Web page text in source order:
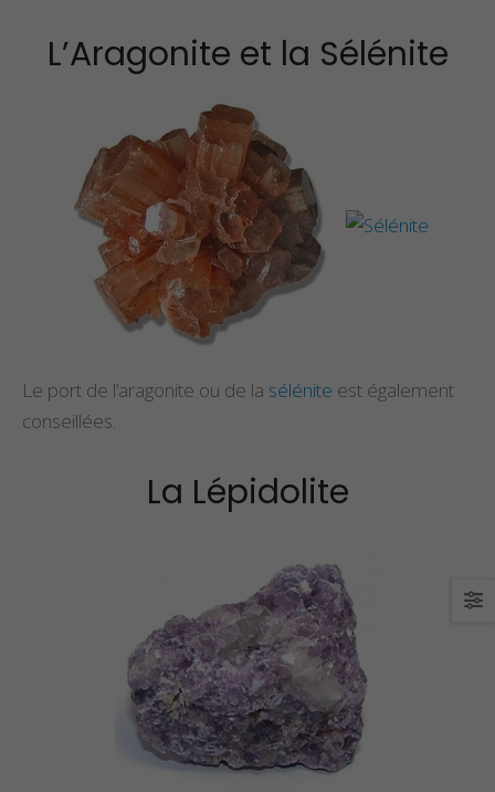
L’Aragonite et la Sélénite
Le port de l’aragonite ou de la sélénite est également
conseillées.
La Lépidolite